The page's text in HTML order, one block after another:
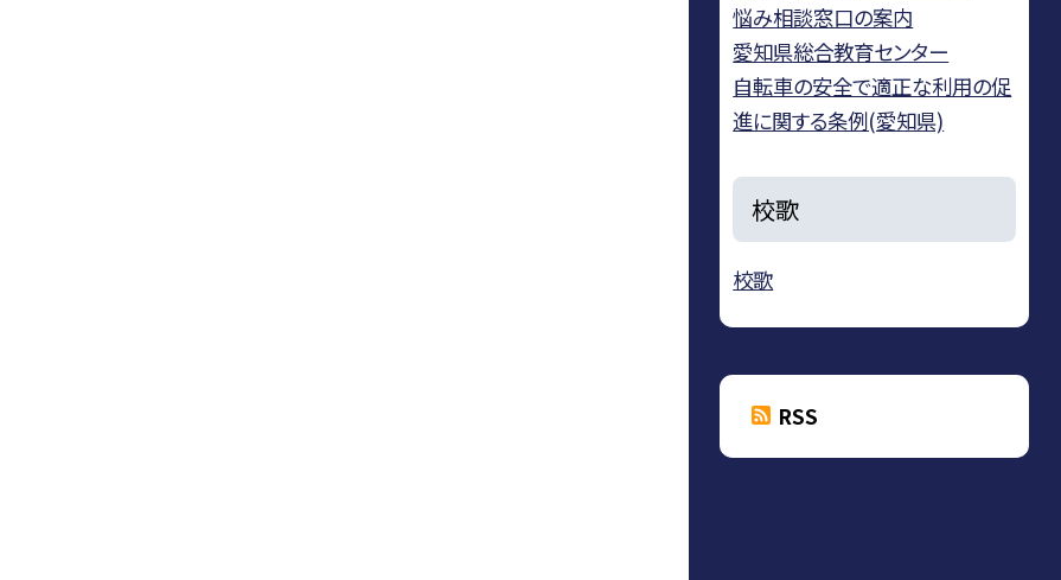
悩み相談窓口の案内
愛知県総合教育センター
自転車の安全で適正な利用の促
進に関する条例(愛知県)
校歌
校歌
RSS